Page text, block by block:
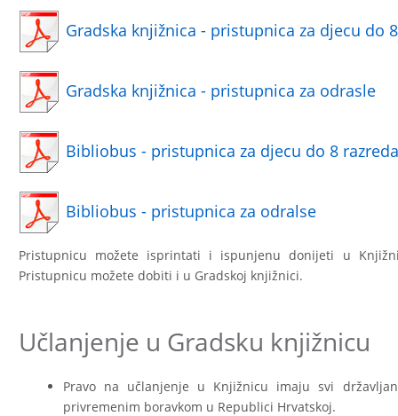
Gradska knjižnica - pristupnica za djecu do
Gradska knjižnica - pristupnica za odrasle
Bibliobus - pristupnica za djecu do 8
Bibliobus - pristupnica za odralse
Pristupnicu možete isprintati i ispunjenu donijeti u
Pristupnicu možete dobiti i u Gradskoj knjižnici.
Učlanjenje u Gradsku knjižnicu
Pravo na učlanjenje u Knjižnicu imaju svi
privremenim boravkom u Republici Hrvatskoj.